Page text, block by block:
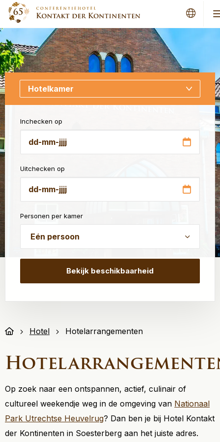
Inchecken op
DD
MM
JJJJ
Uitchecken op
DD
MM
JJJJ
Personen per kamer
Hotel Hotelarrangementen
Op zoek naar een ontspannen, actief, culinair of
cultureel weekendje weg in de omgeving van Nationaal
Park Utrechtse Heuvelrug? Dan ben je bij Hotel Kontakt
der Kontinenten in Soesterberg aan het juiste adres.